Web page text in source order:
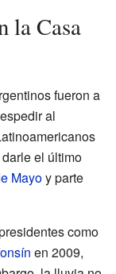
la Casa
fueron a
al
el último
Mayoy parte
como
en 2009,